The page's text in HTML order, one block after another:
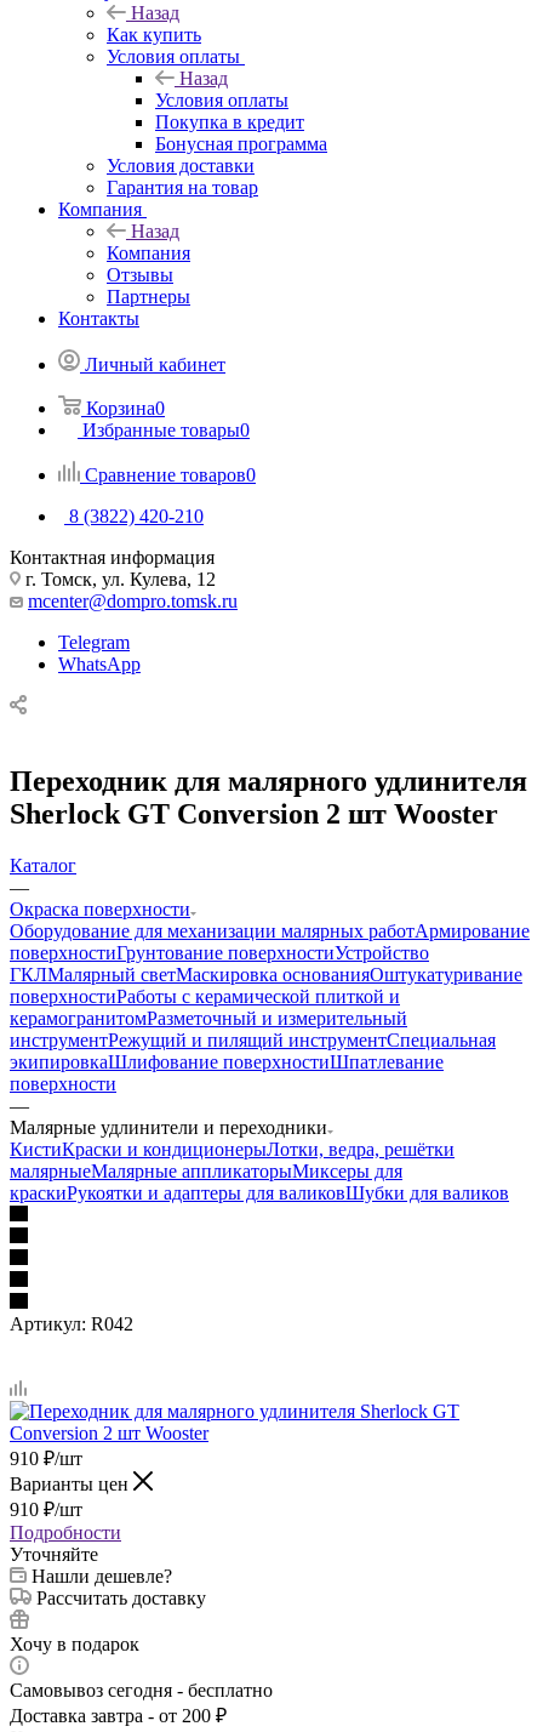
Назад
Как купить
Условия оплаты
Назад
Условия оплаты
Покупка в кредит
Бонусная программа
Условия доставки
Гарантия на товар
Компания
Назад
Компания
Отзывы
Партнеры
Контакты
Личный кабинет
Корзина0
Избранные товары0
Сравнение товаров0
8 (3822) 420-210
Контактная информация
г. Томск, ул. Кулева, 12
mcenter@dompro.tomsk.ru
Telegram
WhatsApp
Переходник для малярного удлинителя
Sherlock GT Conversion 2 шт Wooster
Каталог
—
Окраска поверхности
Оборудование для механизации малярных работАрмирование
поверхностиГрунтование поверхностиУстройство
ГКЛМалярный светМаскировка основанияОштукатуривание
поверхностиРаботы с керамической плиткой и
керамогранитомРазметочный и измерительный
инструментРежущий и пилящий инструментСпециальная
экипировкаШлифование поверхностиШпатлевание
поверхности
—
Малярные удлинители и переходники
КистиКраски и кондиционерыЛотки, ведра, решётки
малярныеМалярные аппликаторыМиксеры для
краскиРукоятки и адаптеры для валиковШубки для валиков
Артикул: R042
910 ₽/шт
Варианты цен
910 ₽/шт
Подробности
Уточняйте
Нашли дешевле?
Рассчитать доставку
Хочу в подарок
Самовывоз сегодня - бесплатно
Доставка завтра - от 200 ₽